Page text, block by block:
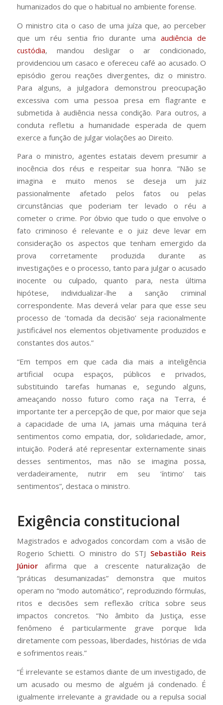
humanizados do que o habitual no ambiente forense.
O ministro cita o caso de uma juíza que, ao perceber
que um réu sentia frio durante umaaudiência de
custódia, mandou desligar o ar condicionado,
providenciou um casaco e ofereceu café ao acusado. O
episódio gerou reações divergentes, diz o ministro.
Para alguns, a julgadora demonstrou preocupação
excessiva com uma pessoa presa em flagrante e
submetida à audiência nessa condição. Para outros, a
conduta refletiu a humanidade esperada de quem
exerce a função de julgar violações ao Direito.
Para o ministro, agentes estatais devem presumir a
inocência dos réus e respeitar sua honra. “Não se
imagina e muito menos se deseja um juiz
passionalmente afetado pelos fatos ou pelas
circunstâncias que poderiam ter levado o réu a
cometer o crime. Por óbvio que tudo o que envolve o
fato criminoso é relevante e o juiz deve levar em
consideração os aspectos que tenham emergido da
prova corretamente produzida durante as
investigações e o processo, tanto para julgar o acusado
inocente ou culpado, quanto para, nesta última
hipótese, individualizar-lhe a sanção criminal
correspondente. Mas deverá velar para que esse seu
processo de ‘tomada da decisão’ seja racionalmente
justificável nos elementos objetivamente produzidos e
constantes dos autos.”
“Em tempos em que cada dia mais a inteligência
artificial ocupa espaços, públicos e privados,
substituindo tarefas humanas e, segundo alguns,
ameaçando nosso futuro como raça na Terra, é
importante ter a percepção de que, por maior que seja
a capacidade de uma IA, jamais uma máquina terá
sentimentos como empatia, dor, solidariedade, amor,
intuição. Poderá até representar externamente sinais
desses sentimentos, mas não se imagina possa,
verdadeiramente, nutrir em seu ‘íntimo’ tais
sentimentos”, destaca o ministro.
Exigência constitucional
Magistrados e advogados concordam com a visão de
Rogerio Schietti. O ministro do STJ Sebastião Reis
Júnior afirma que a crescente naturalização de
“práticas desumanizadas” demonstra que muitos
operam no “modo automático”, reproduzindo fórmulas,
ritos e decisões sem reflexão crítica sobre seus
impactos concretos. “No âmbito da Justiça, esse
fenômeno é particularmente grave porque lida
diretamente com pessoas, liberdades, histórias de vida
e sofrimentos reais.”
“É irrelevante se estamos diante de um investigado, de
um acusado ou mesmo de alguém já condenado. É
igualmente irrelevante a gravidade ou a repulsa social